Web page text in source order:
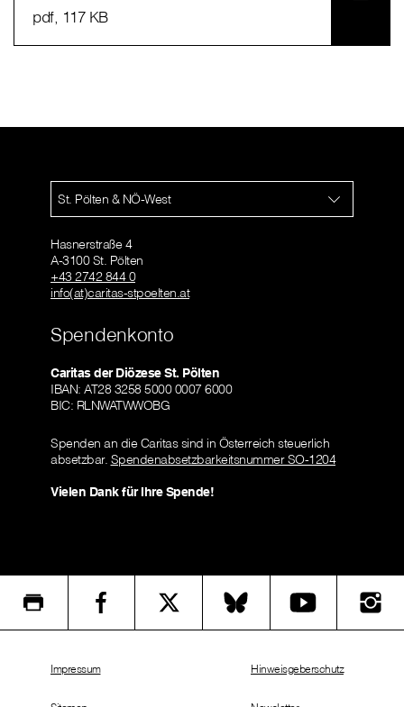
pdf, 117 KB
St. Pölten & NÖ-West
Hasnerstraße 4
A-3100 St. Pölten
+43 2742 844 0
info(at)caritas-stpoelten.at
Spendenkonto
Caritas der Diözese St. Pölten
IBAN: AT28 3258 5000 0007 6000
BIC: RLNWATWWOBG
Spenden an die Caritas sind in Österreich steuerlich
absetzbar. Spendenabsetzbarkeitsnummer SO-1204
Vielen Dank für Ihre Spende!
Impressum Hinweisgeberschutz